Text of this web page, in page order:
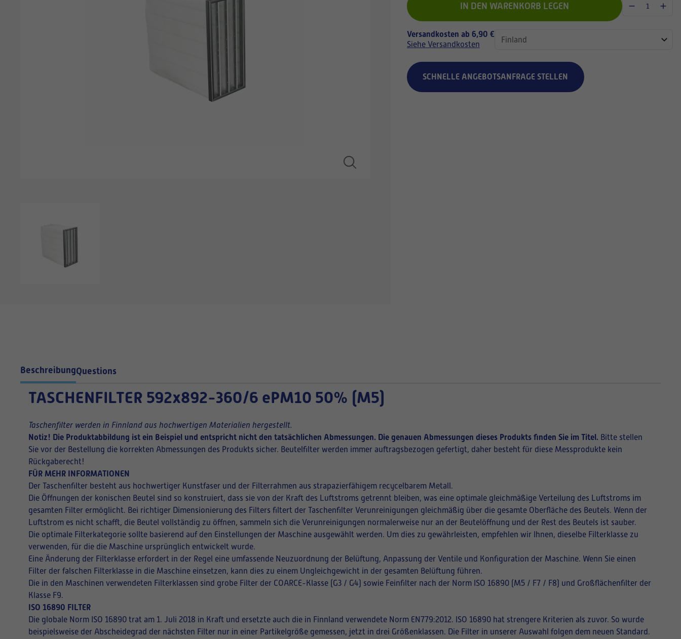
IN DEN WARENKORB LEGEN
Versandkosten ab 6,90 €
Siehe Versandkosten
SCHNELLE ANGEBOTSANFRAGE STELLEN
BeschreibungQuestions
TASCHENFILTER 592x892-360/6 ePM10 50% (M5)
Taschenfilter werden in Finnland aus hochwertigen Materialien hergestellt.
Notiz! Die Produktabbildung ist ein Beispiel und entspricht nicht den tatsächlichen Abmessungen. Die genauen Abmessungen dieses Produkts finden Sie im Titel. Bitte stellen
Sie vor der Bestellung die korrekten Abmessungen des Produkts sicher. Beutelfilter werden immer auftragsbezogen gefertigt, daher besteht für diese Messprodukte kein
Rückgaberecht!
FÜR MEHR INFORMATIONEN
Der Taschenfilter besteht aus hochwertiger Kunstfaser und der Filterrahmen aus strapazierfähigem recycelbarem Metall.
Die Öffnungen der konischen Beutel sind so konstruiert, dass sie von der Kraft des Luftstroms getrennt bleiben, was eine optimale gleichmäßige Verteilung des Luftstroms im
gesamten Filter ermöglicht. Bei richtiger Dimensionierung des Filters filtert der Taschenfilter Verunreinigungen gleichmäßig über die gesamte Oberfläche des Beutels. Wenn der
Luftstrom es nicht schafft, die Beutel vollständig zu öffnen, sammeln sich die Verunreinigungen normalerweise nur an der Beutelöffnung und der Rest des Beutels ist sauber.
Die optimale Filterkategorie sollte basierend auf den Einstellungen der Maschine ausgewählt werden. Um dies zu gewährleisten, empfehlen wir Ihnen, dieselbe Filterklasse zu
verwenden, für die die Maschine ursprünglich entwickelt wurde.
Eine Änderung der Filterklasse erfordert in der Regel eine umfassende Neuzuordnung der Belüftung, Anpassung der Ventile und Konfiguration der Maschine. Wenn Sie einen
Filter der falschen Filterklasse in die Maschine einsetzen, kann dies zu einem Ungleichgewicht in der gesamten Belüftung führen.
Die in den Maschinen verwendeten Filterklassen sind grobe Filter der COARCE-Klasse (G3 / G4) sowie Feinfilter nach der Norm ISO 16890 (M5 / F7 / F8) und Großflächenfilter der
Klasse F9.
ISO 16890 FILTER
Die globale Norm ISO 16890 trat am 1. Juli 2018 in Kraft und ersetzte auch die in Finnland verwendete Norm EN779:2012. ISO 16890 hat strengere Kriterien als zuvor. So wurde
beispielsweise der Abscheidegrad der nächsten Filter nur in einer Partikelgröße gemessen, jetzt in drei Größenklassen. Die Filter in unserer Auswahl folgen dem neuen Standard.